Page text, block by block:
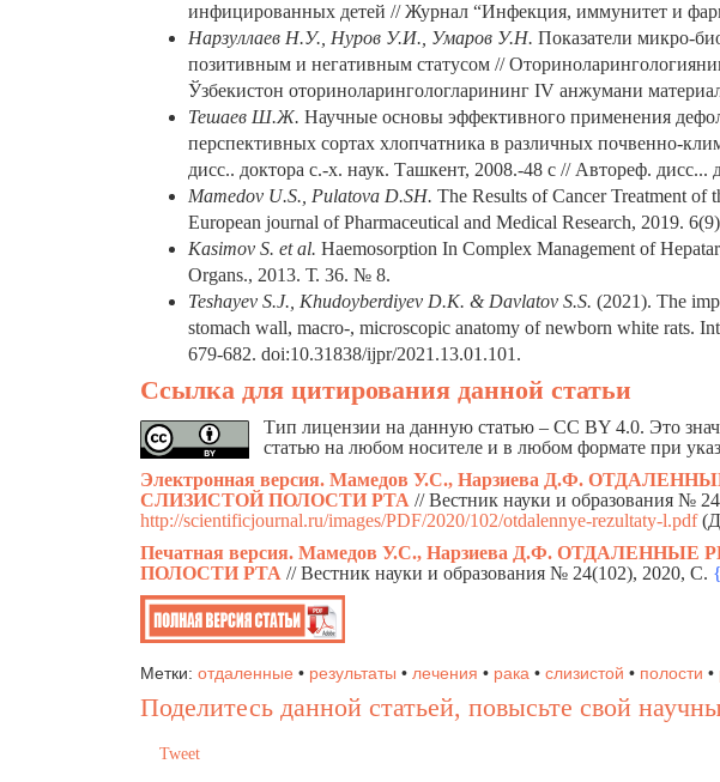
инфицированных детей // Журнал “Инфекция, иммунитет и
Нарзуллаев Н.У., Нуров У.И., Умаров У.Н. Показатели микро-
позитивным и негативным статусом //
Ўзбекистон оториноларингологларининг IV анжумани
Тешаев Ш.Ж. Научные основы эффективного применения
перспективных сортах хлопчатника в различных почвенно-
дисс.. доктора с.-х. наук. Ташкент, 2008.-48 с // Автореф. дисс...
Mamedov U.S., Pulatova D.SH. The Results of Cancer Treatment
European journal of Pharmaceutical and Medical Research, 2019.
Kasimov S. et al. Нaemosorption In Complex Management оf
Organs., 2013. Т. 36. № 8.
Teshayev S.J., Khudoyberdiyev D.K. & Davlatov S.S. (2021). The
stomach wall, macro-, microscopic anatomy of newborn white rats.
679-682. doi:10.31838/ijpr/2021.13.01.101.
Ссылка для цитирования данной статьи
Тип лицензии на данную статью – CC BY 4.0. Это
статью на любом носителе и в любом формате при
Электронная версия. Мамедов У.С., Нарзиева Д.Ф.
СЛИЗИСТОЙ ПОЛОСТИ РТА // Вестник науки и образования №
http://scientificjournal.ru/images/PDF/2020/102/otdalennye-rezultaty-l.pdf
Печатная версия. Мамедов У.С., Нарзиева Д.Ф.
ПОЛОСТИ РТА // Вестник науки и образования № 24(102), 2020, C.
Метки: отдаленные • результаты • лечения • рака • слизистой • полости •
Поделитесь данной статьей, повысьте свой
Tweet